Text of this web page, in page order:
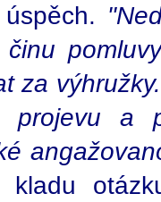
za
projevu a
kladu